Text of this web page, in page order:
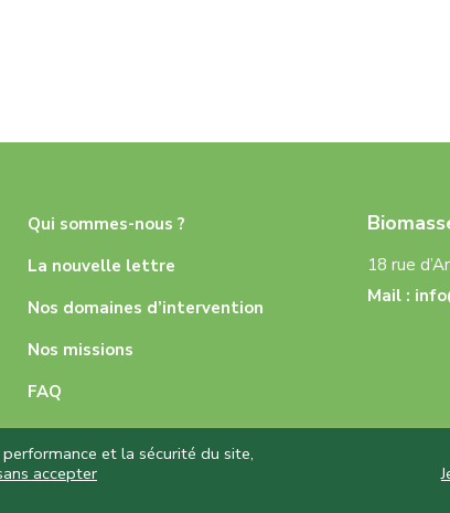
Qui sommes-nous ?
La nouvelle lettre
Nos domaines d’intervention
Nos missions
FAQ
18 rue
Mail :
Politique de
et la sécurité du site,
accepter